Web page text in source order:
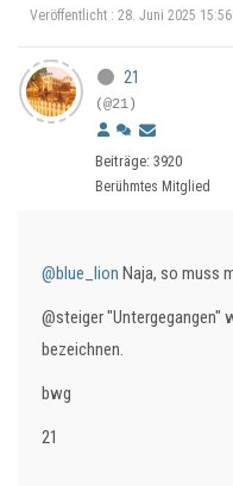
Veröffentlicht : 28. Juni 2025 15:56
21
(@21)
Beiträge: 3920
Berühmtes Mitglied
@blue_lion Naja, so muss
@steiger
bezeichnen.
bwg
21